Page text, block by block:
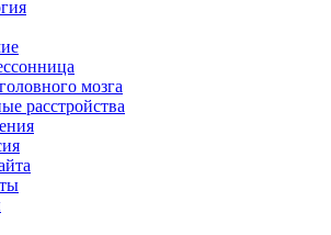
мозга
расстройства